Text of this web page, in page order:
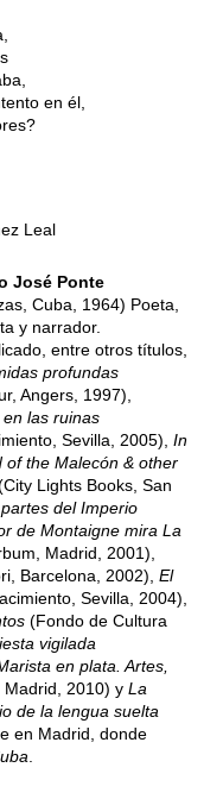
en él,
Leal
José Ponte
Cuba, 1964) Poeta,
y narrador.
entre otros títulos,
profundas
Angers, 1997),
las ruinas
Sevilla, 2005), In
of the Malecón & other
Lights Books, San
del Imperio
de Montaigne mira La
Madrid, 2001),
Barcelona, 2002), El
Sevilla, 2004),
(Fondo de Cultura
vigilada
en plata. Artes,
Madrid, 2010) y La
de la lengua suelta
en Madrid, donde